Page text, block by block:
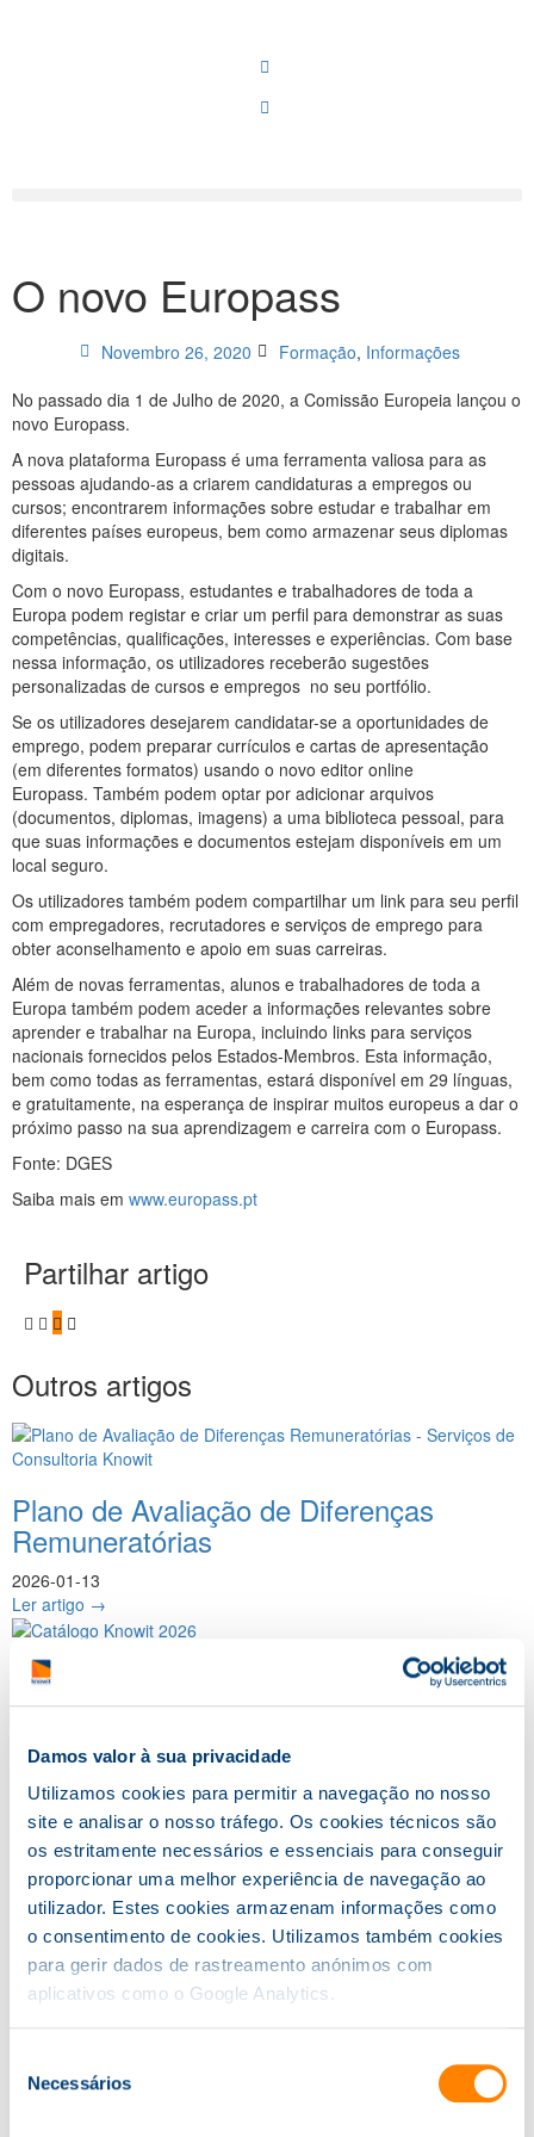
Damos valor à sua privacidade
Utilizamos cookies para permitir a navegação no nosso
site e analisar o nosso tráfego. Os cookies técnicos são
os estritamente necessários e essenciais para conseguir
proporcionar uma melhor experiência de navegação ao
utilizador. Estes cookies armazenam informações como
o consentimento de cookies. Utilizamos também cookies
para gerir dados de rastreamento anónimos com
aplicativos como o Google Analytics.
Necessários
O novo Europass
Novembro 26, 2020 Formação, Informações
No passado dia 1 de Julho de 2020, a Comissão Europeia lançou o
novo Europass.
A nova plataforma Europass é uma ferramenta valiosa para as
pessoas ajudando-as a criarem candidaturas a empregos ou
cursos; encontrarem informações sobre estudar e trabalhar em
diferentes países europeus, bem como armazenar seus diplomas
digitais.
Com o novo Europass, estudantes e trabalhadores de toda a
Europa podem registar e criar um perfil para demonstrar as suas
competências, qualificações, interesses e experiências. Com base
nessa informação, os utilizadores receberão sugestões
personalizadas de cursos e empregos no seu portfólio.
Se os utilizadores desejarem candidatar-se a oportunidades de
emprego, podem preparar currículos e cartas de apresentação
(em diferentes formatos) usando o novo editor online
Europass. Também podem optar por adicionar arquivos
(documentos, diplomas, imagens) a uma biblioteca pessoal, para
que suas informações e documentos estejam disponíveis em um
local seguro.
Os utilizadores também podem compartilhar um link para seu perfil
com empregadores, recrutadores e serviços de emprego para
obter aconselhamento e apoio em suas carreiras.
Além de novas ferramentas, alunos e trabalhadores de toda a
Europa também podem aceder a informações relevantes sobre
aprender e trabalhar na Europa, incluindo links para serviços
nacionais fornecidos pelos Estados-Membros. Esta informação,
bem como todas as ferramentas, estará disponível em 29 línguas,
e gratuitamente, na esperança de inspirar muitos europeus a dar o
próximo passo na sua aprendizagem e carreira com o Europass.
Fonte: DGES
Saiba mais em www.europass.pt
Partilhar artigo
Outros artigos
Plano de Avaliação de Diferenças
Remuneratórias
2026-01-13
Ler artigo →
Catálogo de Serviços Knowit 2026
Ler artigo →
Dia Internacional da Proteção de Dados
2025-01-28
Ler artigo →
CATEGORIAS
Certificações
Consultoria
Programas